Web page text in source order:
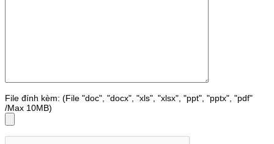
File đính kèm: (File "doc", "docx", "xls", "xlsx", "ppt", "pptx", "pdf"
/Max 10MB)